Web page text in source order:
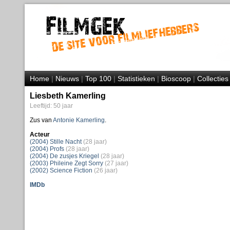
Home|Nieuws|Top 100|Statistieken|Bioscoop|Collecties
Liesbeth Kamerling
Leeftijd: 50 jaar
Zus van Antonie Kamerling.
Acteur
(2004) Stille Nacht (28 jaar)
(2004) Profs (28 jaar)
(2004) De zusjes Kriegel (28 jaar)
(2003) Phileine Zegt Sorry (27 jaar)
(2002) Science Fiction (26 jaar)
IMDb